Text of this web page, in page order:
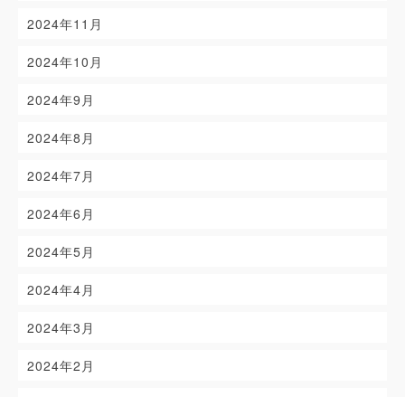
2024年11月
2024年10月
2024年9月
2024年8月
2024年7月
2024年6月
2024年5月
2024年4月
2024年3月
2024年2月